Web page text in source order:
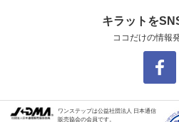
キラットを
ココだけの情報
ワンステップは公益社団法人 日本通信
販売協会の会員です。